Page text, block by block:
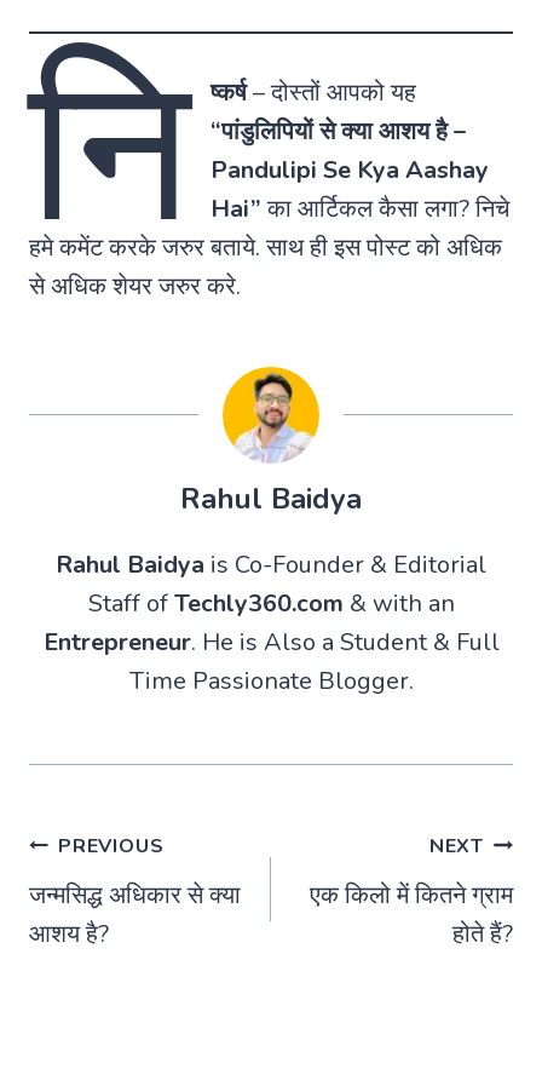
नि ष्कर्ष– दोस्तों आपको यह
“पांडुलिपियों से क्या आशय है –
Pandulipi Se Kya Aashay
Hai”का आर्टिकल कैसा लगा? निचे
हमे कमेंट करके जरुर बताये. साथ ही इस पोस्ट को अधिक
से अधिक शेयर जरुर करे.
Rahul Baidya
Rahul Baidya is Co-Founder & Editorial
Staff ofTechly360.com & with an
Entrepreneur. He is Also a Student & Full
Time Passionate Blogger.
Post
navigation
PREVIOUS
जन्मसिद्ध अधिकार से क्या
आशय है?
NEXT
एक किलो में कितने ग्राम
होते हैं?